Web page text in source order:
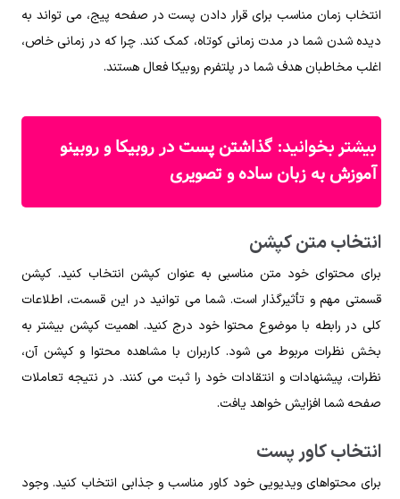
انتخاب زمان مناسب برای قرار دادن پست در صفحه پیج، می تواند به
دیده شدن شما در مدت زمانی کوتاه، کمک کند. چرا که در زمانی خاص،
اغلب مخاطبان هدف شما در پلتفرم روبیکا فعال هستند.
بیشتر بخوانید: گذاشتن پست در روبیکا و روبینو
آموزش به زبان ساده و تصویری
انتخاب متن کپشن
برای محتوای خود متن مناسبی به عنوان کپشن انتخاب کنید. کپشن
قسمتی مهم و تأثیرگذار است. شما می توانید در این قسمت، اطلاعات
کلی در رابطه با موضوع محتوا خود درج کنید. اهمیت کپشن بیشتر به
بخش نظرات مربوط می شود. کاربران با مشاهده محتوا و کپشن آن،
نظرات، پیشنهادات و انتقادات خود را ثبت می کنند. در نتیجه تعاملات
صفحه شما افزایش خواهد یافت.
انتخاب کاور پست
برای محتواهای ویدیویی خود کاور مناسب و جذابی انتخاب کنید. وجود